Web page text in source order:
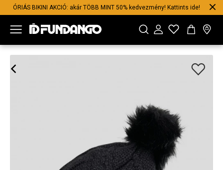
ÓRIÁS BIKINI AKCIÓ: akár TÖBB MINT 50% kedvezmény! Kattints ide!